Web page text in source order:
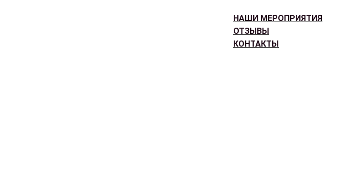
НАШИ МЕРОПРИЯТИЯ
ОТЗЫВЫ
КОНТАКТЫ